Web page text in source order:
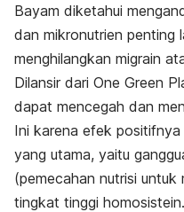
Bayam diketahui
dan mikronutrien penting
menghilangkan migrain
Dilansir dari One Green
dapat mencegah dan
Ini karena efek positifnya
yang utama, yaitu
(pemecahan nutrisi
tingkat tinggi homosistein.